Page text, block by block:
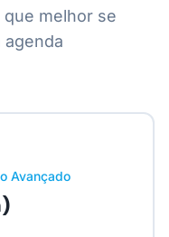
que melhor se
agenda
Avançado